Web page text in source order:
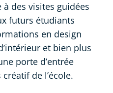
à des visites guidées
futurs étudiants
en design
et bien plus
porte d’entrée
de l’école.